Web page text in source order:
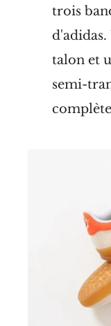
trois
talon et
semi-